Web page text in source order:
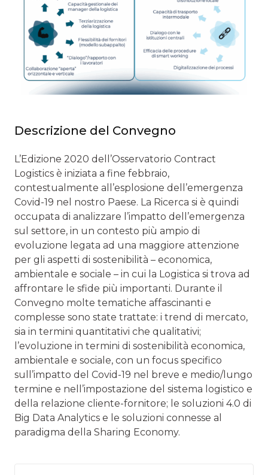
Descrizione del Convegno
L’Edizione 2020 dell’Osservatorio Contract
Logistics è iniziata a fine febbraio,
contestualmente all’esplosione dell’emergenza
Covid-19 nel nostro Paese. La Ricerca si è quindi
occupata di analizzare l’impatto dell’emergenza
sul settore, in un contesto più ampio di
evoluzione legata ad una maggiore attenzione
per gli aspetti di sostenibilità – economica,
ambientale e sociale – in cui la Logistica si trova ad
affrontare le sfide più importanti. Durante il
Convegno molte tematiche affascinanti e
complesse sono state trattate: i trend di mercato,
sia in termini quantitativi che qualitativi;
l’evoluzione in termini di sostenibilità economica,
ambientale e sociale, con un focus specifico
sull’impatto del Covid-19 nel breve e medio/lungo
termine e nell’impostazione del sistema logistico e
della relazione cliente-fornitore; le soluzioni 4.0 di
Big Data Analytics e le soluzioni connesse al
paradigma della Sharing Economy.